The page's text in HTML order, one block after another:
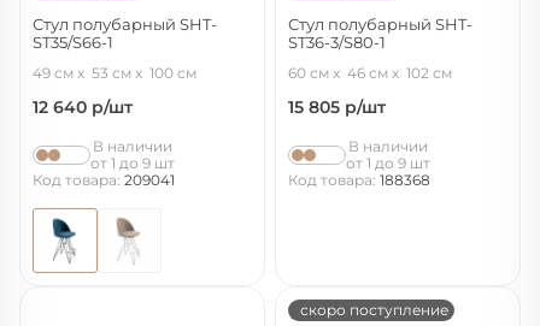
Стул полубарный SHT-
ST35/S66-1
49 см 53 см 100 см
12 640 р/шт
В наличии
от 1 до 9 шт
Код товара: 209041
Стул полубарный SHT-
ST36-3/S80-1
лак/черный
60 см 46 см 102 см
15 805 р/шт
В наличии
от 1 до 9 шт
Код товара: 188368
скоро поступление